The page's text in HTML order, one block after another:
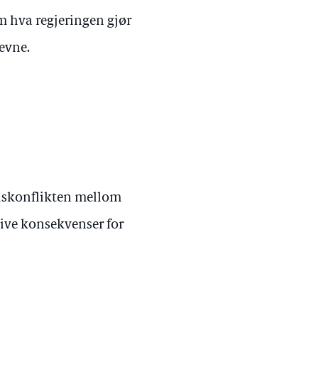
hva regjeringen gjør
mellom
konsekvenser for